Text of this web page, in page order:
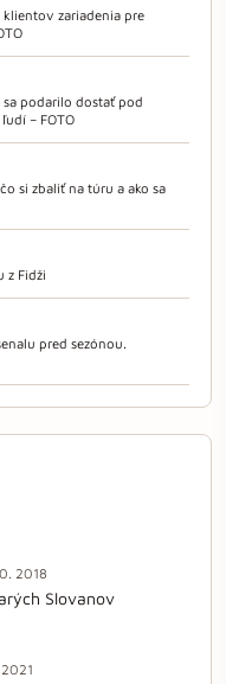
zariadenia pre
podarilo dostať pod
– FOTO
si zbaliť na túru a ako sa
z Fidži
pred sezónou.
2018
Slovanov